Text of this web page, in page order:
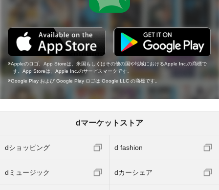
Appleのロゴ、App Storeは、米国もしくはその他の国や地域におけるApple Inc.の商標で
す。App Storeは、Apple Inc.のサービスマークです。
Google Play および Google Play ロゴは Google LLC の商標です。
dマーケットストア
dショッピング d fashion
dミュージック dカーシェア